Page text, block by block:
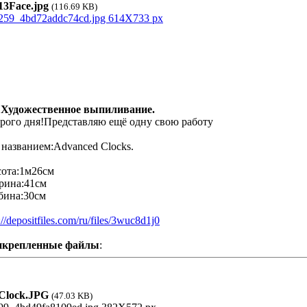
(116.69 KB)
выпиливание.
дня!Представляю ещё одну свою работу
Clocks.
depositfiles.com/ru/files/3wuc8d1j0
файлы:
(47.03 KB)